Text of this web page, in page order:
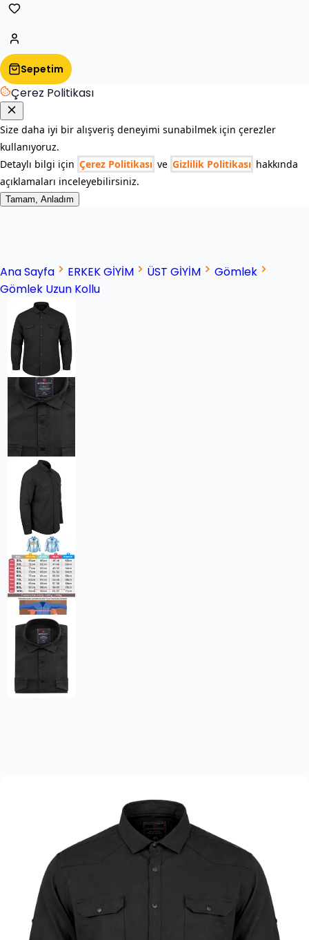
Sepetim
Çerez Politikası
Size daha iyi bir alışveriş deneyimi sunabilmek için çerezler
kullanıyoruz.
Detaylı bilgi için Çerez Politikası ve Gizlilik Politikası hakkında
açıklamaları inceleyebilirsiniz.
Tamam, Anladım
Ana Sayfa ERKEK GİYİM ÜST GİYİM
Gömlek
Gömlek Uzun Kollu